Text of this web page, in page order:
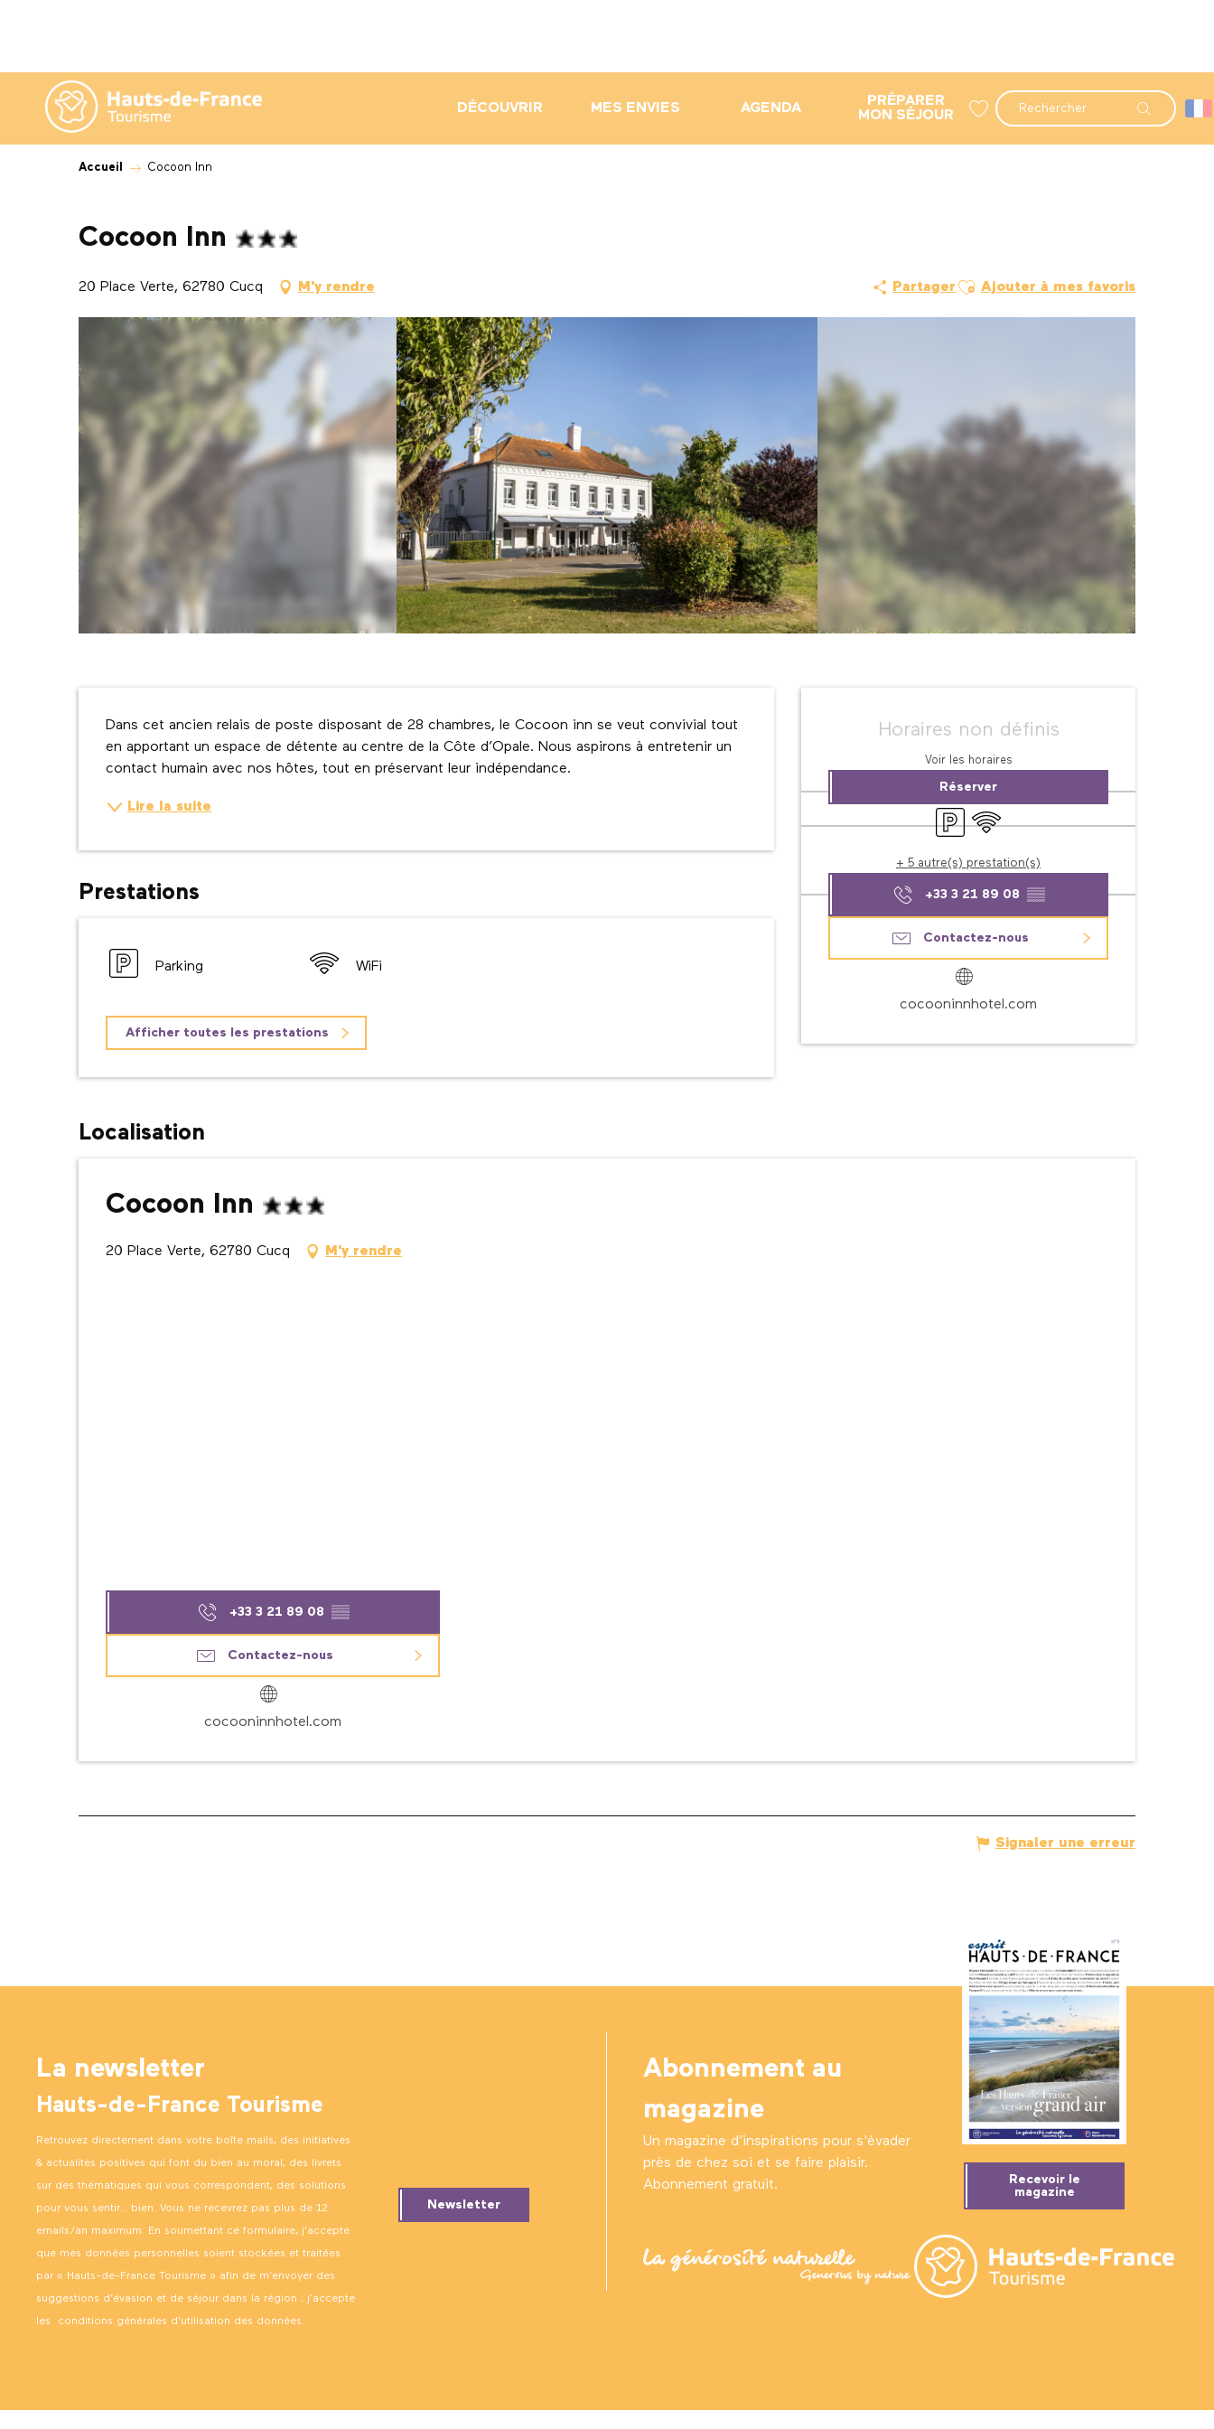
contenu
principal
Recherche
DÉCOUVRIR MES ENVIES AGENDA
PRÉPARER
MON SÉJOUR
Accueil Cocoon Inn
Cocoon Inn
20 Place Verte, 62780 Cucq M'y rendre Partager Ajouter aux favoris
Ajouter à mes favoris
Ouverture et
Horaires non définis
Voir les horaires
Réserver
ParkingWiFi
+ 5 autre(s) prestation(s)
+33 3 21 89 08 ▒▒
Contactez-nous
cocooninnhotel.com
Description
Dans cet ancien relais de poste disposant de 28 chambres, le Cocoon inn se veut convivial tout
en apportant un espace de détente au centre de la Côte d’Opale. Nous aspirons à entretenir un
contact humain avec nos hôtes, tout en préservant leur indépendance.
Lire la suite
Prestations
Parking WiFi
Afficher toutes les prestations
Localisation
Cocoon Inn
20 Place Verte, 62780 Cucq M'y rendre
+33 3 21 89 08 ▒▒
Contactez-nous
cocooninnhotel.com
Signaler une erreur
La newsletter
Hauts-de-France Tourisme
Retrouvez directement dans votre boîte mails, des initiatives
& actualités positives qui font du bien au moral, des livrets
sur des thématiques qui vous correspondent, des solutions
pour vous sentir… bien. Vous ne recevrez pas plus de 12
emails/an maximum. En soumettant ce formulaire, j’accepte
que mes données personnelles soient stockées et traitées
par « Hauts-de-France Tourisme » afin de m’envoyer des
suggestions d’évasion et de séjour dans la région ; j’accepte
les conditions générales d’utilisation des données.
Newsletter
Abonnement au
magazine
Un magazine d’inspirations pour s'évader
près de chez soi et se faire plaisir.
Abonnement gratuit.
Recevoir le
magazine